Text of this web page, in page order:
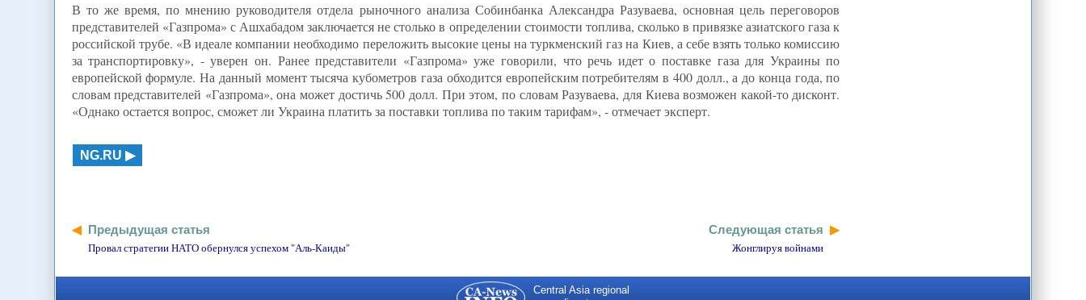
В то же время, по мнению руководителя отдела рыночного анализа Собинбанка Александра Разуваева, основная цель переговоров
представителей «Газпрома» с Ашхабадом заключается не столько в определении стоимости топлива, сколько в привязке азиатского газа к
российской трубе. «В идеале компании необходимо переложить высокие цены на туркменский газ на Киев, а себе взять только комиссию
за транспортировку», - уверен он. Ранее представители «Газпрома» уже говорили, что речь идет о поставке газа для Украины по
европейской формуле. На данный момент тысяча кубометров газа обходится европейским потребителям в 400 долл., а до конца года, по
словам представителей «Газпрома», она может достичь 500 долл. При этом, по словам Разуваева, для Киева возможен какой-то дисконт.
«Однако остается вопрос, сможет ли Украина платить за поставки топлива по таким тарифам», - отмечает эксперт.
NG.RU
Предыдущая статья
Провал стратегии НАТО обернулся успехом "Аль-Каиды"
Следующая статья
Жонглируя войнами
Central Asia regional